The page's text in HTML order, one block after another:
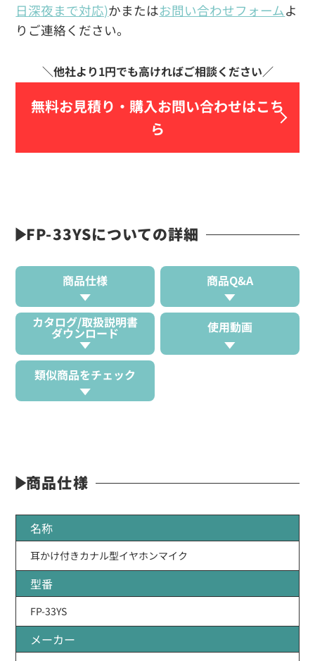
日深夜まで対応)かまたはお問い合わせフォームよ
りご連絡ください。
無料お見積り・ 購入お問い合わせはこち
ら
FP-33YSについての詳細
商品仕様 商品Q&A
カタログ/取扱説明書
ダウンロード 使用動画
類似商品をチェック
商品仕様
名称
耳かけ付きカナル型イヤホンマイク
型番
FP-33YS
メーカー